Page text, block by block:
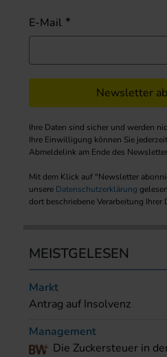
E-Mail
Newsletter
Ihre Daten sind sicher und werden
Ihre Einwilligung können Sie
Abmeldelink am Ende des
Mit dem Klick auf "Newsletter
unsere Datenschutzerklärung
dort beschriebene Verarbeitung Ihrer
MEISTGELESEN
Markt
Antrag auf Insolvenz
Management
Die Zuckersteuer in